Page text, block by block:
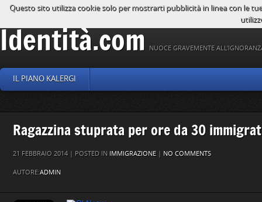
Identità.com NUOCE GRAVEMENTE
IL PIANO KALERGI
Ragazzina stuprata per ore da 30
21 FEBBRAIO 2014 | POSTED IN IMMIGRAZIONE | NO COMMENTS
AUTORE:ADMIN
Questo sito utilizza cookie solo per mostrarti pubblicità in linea con le